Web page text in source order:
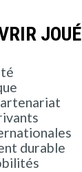
JOUÉ
durable